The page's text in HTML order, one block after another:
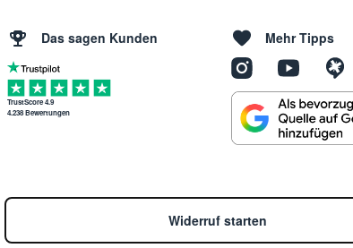
Das sagen Kunden
TrustScore 4.9
4.238 Bewertungen
Mehr Tipps
Widerruf starten